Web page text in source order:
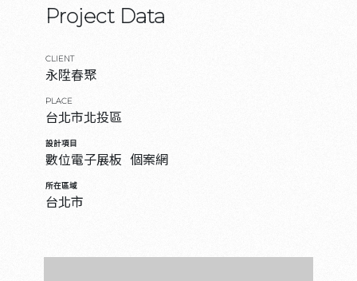
Project Data
CLIENT
永陞春聚
PLACE
台北市北投區
設計項目
數位電子展板 個案網
所在區域
台北市